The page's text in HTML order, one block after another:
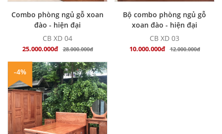
MUA NGAY
Combo phòng ngủ gỗ xoan
đào - hiện đại
CB XD 04
25.000.000đ 28.000.000đ
MUA NGAY
Bộ combo phòng ngủ gỗ
xoan đào - hiện đại
CB XD 03
10.000.000đ 12.000.000đ
-4%